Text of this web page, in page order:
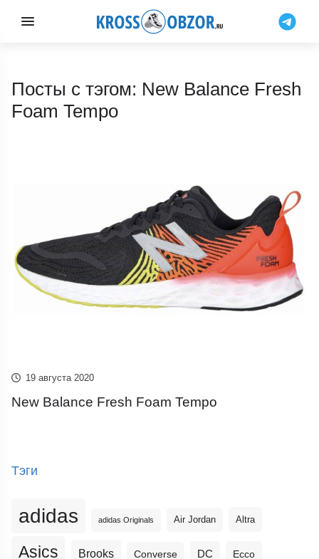
Посты с тэгом: New Balance Fresh
Foam Tempo
19 августа 2020
New Balance Fresh Foam Tempo
Тэги
adidas adidas Originals Air Jordan Altra
Asics Brooks Converse DC Ecco